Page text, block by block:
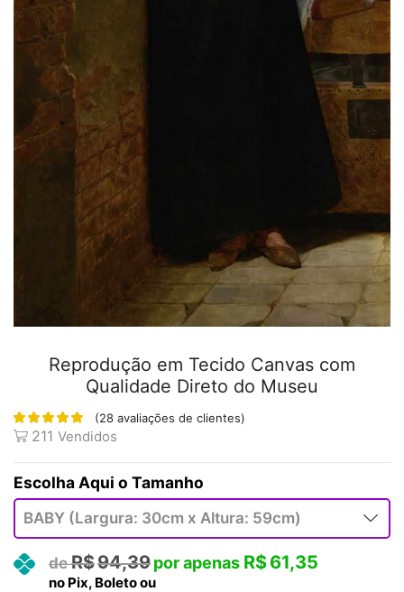
Reprodução em Tecido Canvas com
Qualidade Direto do Museu
(28 avaliações de clientes)
211 Vendidos
Tamanho
R$94,39 R$61,35
no Pix, Boleto ou